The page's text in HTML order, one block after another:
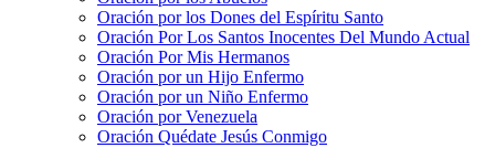
Oración por los Dones del Espíritu Santo
Oración Por Los Santos Inocentes Del Mundo Actual
Oración Por Mis Hermanos
Oración por un Hijo Enfermo
Oración por un Niño Enfermo
Oración por Venezuela
Oración Quédate Jesús Conmigo